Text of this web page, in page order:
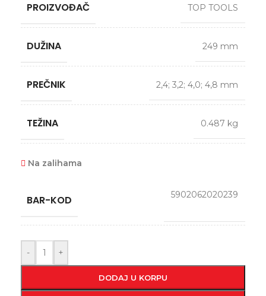
PROIZVOĐAČ TOP TOOLS
DUŽINA 249 mm
PREČNIK 2,4; 3,2; 4,0; 4,8 mm
TEŽINA 0.487 kg
Na zalihama
BAR-KOD 5902062020239
- +
DODAJ U KORPU